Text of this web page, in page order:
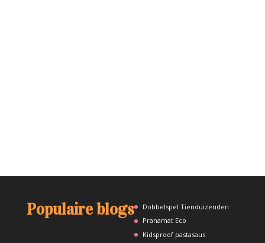
Populaire blogs
Dobbelspel Tienduizenden
Pranamat Eco
Kidsproof pastasaus